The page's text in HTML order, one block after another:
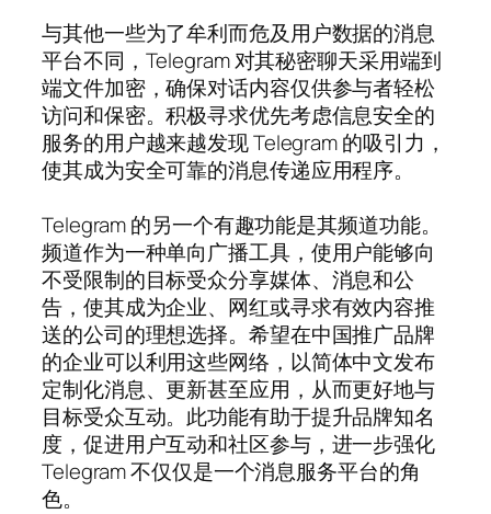
与其他一些为了牟利而危及用户数据的消息
平台不同，Telegram 对其秘密聊天采用端到
端文件加密，确保对话内容仅供参与者轻松
访问和保密。积极寻求优先考虑信息安全的
服务的用户越来越发现 Telegram 的吸引力，
使其成为安全可靠的消息传递应用程序。
Telegram 的另一个有趣功能是其频道功能。
频道作为一种单向广播工具，使用户能够向
不受限制的目标受众分享媒体、消息和公
告，使其成为企业、网红或寻求有效内容推
送的公司的理想选择。希望在中国推广品牌
的企业可以利用这些网络，以简体中文发布
定制化消息、更新甚至应用，从而更好地与
目标受众互动。此功能有助于提升品牌知名
度，促进用户互动和社区参与，进一步强化
Telegram 不仅仅是一个消息服务平台的角
色。